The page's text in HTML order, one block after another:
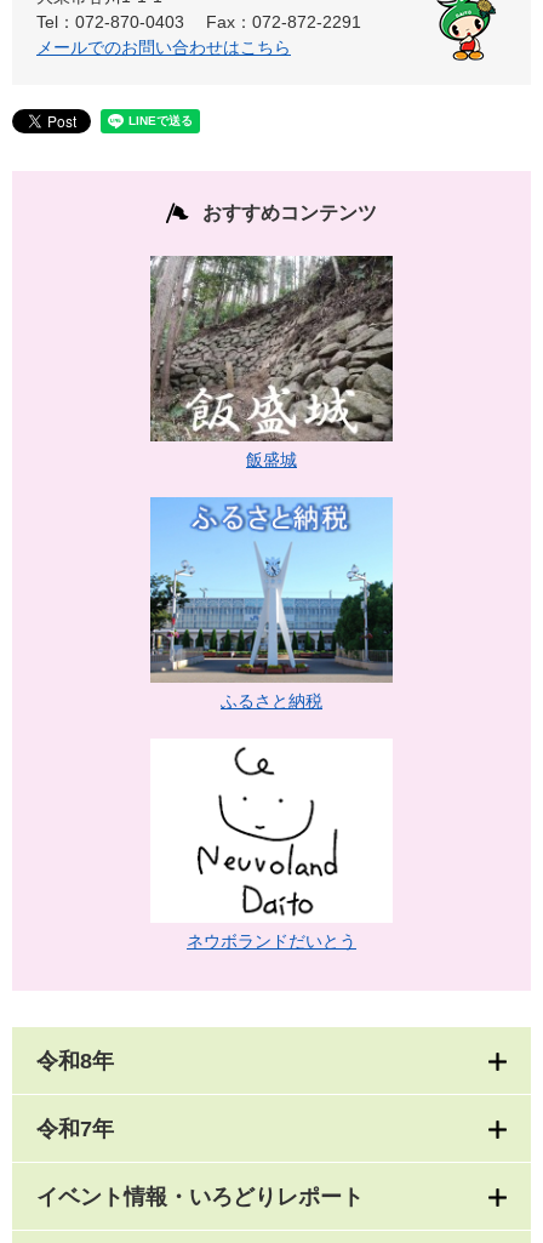
Tel：072-870-0403
Fax：072-872-2291
メールでのお問い合わせはこちら
おすすめコンテンツ
飯盛城
ふるさと納税
ネウボランドだいとう
令和8年
令和7年
イベント情報・いろどりレポート